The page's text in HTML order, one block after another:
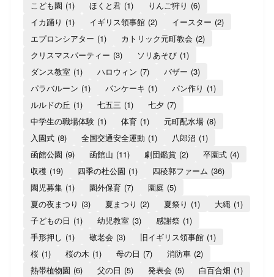
こども園 (1) ほくと君 (1) りんご狩り (6)
イカ踊り (1) イギリス領事館 (2) イースター (2)
エプロンシアター (1) カトリック元町教会 (2)
クリスマスパーティー (3) ソリあそび (1)
ダンス教室 (1) ハロウィン (7) バザー (3)
パラバルーン (1) パンケーキ (1) パン作り (1)
ルルドの丘 (1) 七五三 (1) 七夕 (7)
中学生の職場体験 (1) 体育 (1) 元町配水場 (8)
入園式 (8) 全国交通安全運動 (1) 八郎沼 (1)
函館公園 (9) 函館山 (11) 劇団鑑賞 (2) 卒園式 (4)
収穫 (19) 四季の杜公園 (1) 四稜郭ファーム (36)
園児募集 (1) 園外保育 (7) 園庭 (5)
夏の夜まつり (3) 夏まつり (2) 夏祭り (1) 大縄 (1)
子どもの日 (1) 幼児教室 (3) 感謝祭 (1)
手形押し (1) 敬老会 (3) 旧イギリス領事館 (1)
桜 (1) 桜の木 (1) 母の日 (7) 消防車 (2)
熱帯植物園 (6) 父の日 (5) 発表会 (5) 白百合畑 (1)